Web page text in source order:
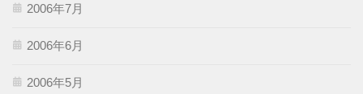
2006年7月
2006年6月
2006年5月